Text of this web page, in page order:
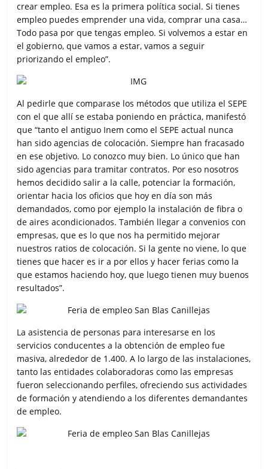
crear empleo. Esa es la primera política social. Si tienes
empleo puedes emprender una vida, comprar una casa…
Todo pasa por que tengas empleo. Si volvemos a estar en
el gobierno, que vamos a estar, vamos a seguir
priorizando el empleo”.
Al pedirle que comparase los métodos que utiliza el SEPE
con el que allí se estaba poniendo en práctica, manifestó
que “tanto el antiguo Inem como el SEPE actual nunca
han sido agencias de colocación. Siempre han fracasado
en ese objetivo. Lo conozco muy bien. Lo único que han
sido agencias para tramitar contratos. Por eso nosotros
hemos decidido salir a la calle, potenciar la formación,
orientar hacia los oficios que hoy en día son más
demandados, como por ejemplo la instalación de fibra o
de aires acondicionados. También llegar a convenios con
empresas, que es lo que nos ha permitido mejorar
nuestros ratios de colocación. Si la gente no viene, lo que
tienes que hacer es ir a por ellos y hacer ferias como la
que estamos haciendo hoy, que luego tienen muy buenos
resultados”.
La asistencia de personas para interesarse en los
servicios conducentes a la obtención de empleo fue
masiva, alrededor de 1.400. A lo largo de las instalaciones,
tanto las entidades colaboradoras como las empresas
fueron seleccionando perfiles, ofreciendo sus actividades
de formación y atendiendo a los diferentes demandantes
de empleo.